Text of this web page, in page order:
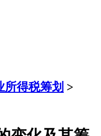
所得税筹划 >